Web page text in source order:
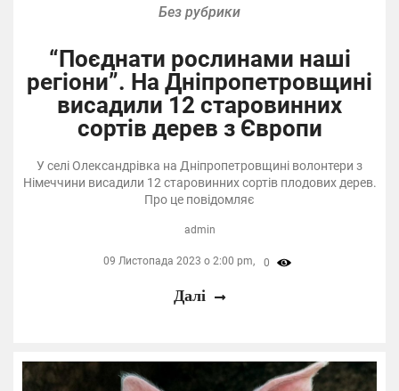
Без рубрики
“Поєднати рослинами наші
регіони”. На Дніпропетровщині
висадили 12 старовинних
сортів дерев з Європи
У селі Олександрівка на Дніпропетровщині волонтери з
Німеччини висадили 12 старовинних сортів плодових дерев.
Про це повідомляє
admin
09 Листопада 2023 о 2:00 pm, 0
Далі